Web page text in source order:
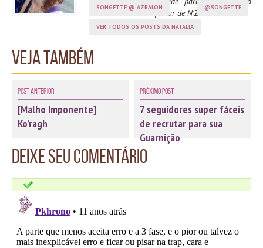
ansiosamente o despertar de N'Zoth.
SONGETTE @ AZRALON @SONGETTE
VER TODOS OS POSTS DA NATALIA
Veja também
Post Anterior
[Malho Imponente]
Ko’ragh
Próximo Post
7 seguidores super fáceis
de recrutar para sua
Guarnição
Deixe seu comentário